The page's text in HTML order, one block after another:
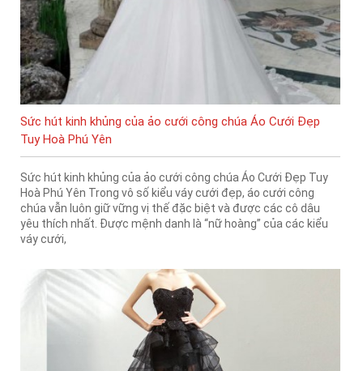
Sức hút kinh khủng của ảo cưới công chúa Áo Cưới Đẹp
Tuy Hoà Phú Yên
Sức hút kinh khủng của ảo cưới công chúa Áo Cưới Đẹp Tuy
Hoà Phú Yên Trong vô số kiểu váy cưới đẹp, áo cưới công
chúa vẫn luôn giữ vững vị thế đặc biệt và được các cô dâu
yêu thích nhất. Được mệnh danh là “nữ hoàng” của các kiểu
váy cưới,